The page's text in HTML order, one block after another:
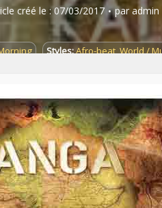
créé le : 07/03/2017 par admin
Styles:Afro-beat,World /